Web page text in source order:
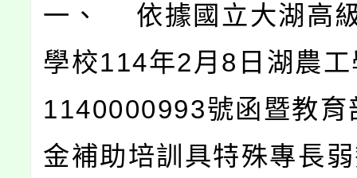
一、 依據國立大湖高
學校114年2月8日湖農
1140000993號函暨教育
金補助培訓具特殊專長